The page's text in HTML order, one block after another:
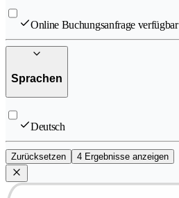
Online Buchungsanfrage verfügbar
Sprachen
Deutsch
Zurücksetzen 4 Ergebnisse anzeigen